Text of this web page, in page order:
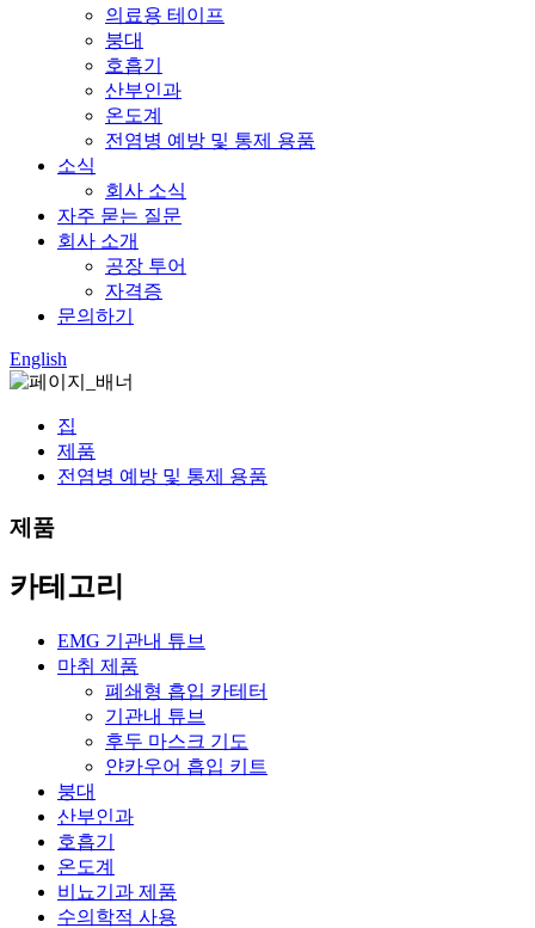
의료용 테이프
붕대
호흡기
산부인과
온도계
전염병 예방 및 통제 용품
소식
회사 소식
자주 묻는 질문
회사 소개
공장 투어
자격증
문의하기
English
집
제품
전염병 예방 및 통제 용품
제품
카테고리
EMG 기관내 튜브
마취 제품
폐쇄형 흡입 카테터
기관내 튜브
후두 마스크 기도
얀카우어 흡입 키트
붕대
산부인과
호흡기
온도계
비뇨기과 제품
수의학적 사용